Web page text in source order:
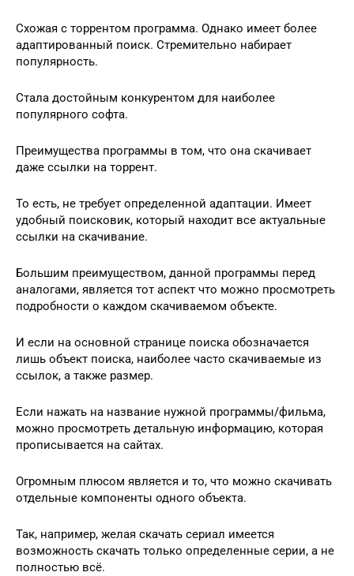
Схожая с торрентом программа. Однако имеет более
адаптированный поиск. Стремительно набирает
популярность.
Стала достойным конкурентом для наиболее
популярного софта.
Преимущества программы в том, что она скачивает
даже ссылки на торрент.
То есть, не требует определенной адаптации. Имеет
удобный поисковик, который находит все актуальные
ссылки на скачивание.
Большим преимуществом, данной программы перед
аналогами, является тот аспект что можно просмотреть
подробности о каждом скачиваемом объекте.
И если на основной странице поиска обозначается
лишь объект поиска, наиболее часто скачиваемые из
ссылок, а также размер.
Если нажать на название нужной программы/фильма,
можно просмотреть детальную информацию, которая
прописывается на сайтах.
Огромным плюсом является и то, что можно скачивать
отдельные компоненты одного объекта.
Так, например, желая скачать сериал имеется
возможность скачать только определенные серии, а не
полностью всё.